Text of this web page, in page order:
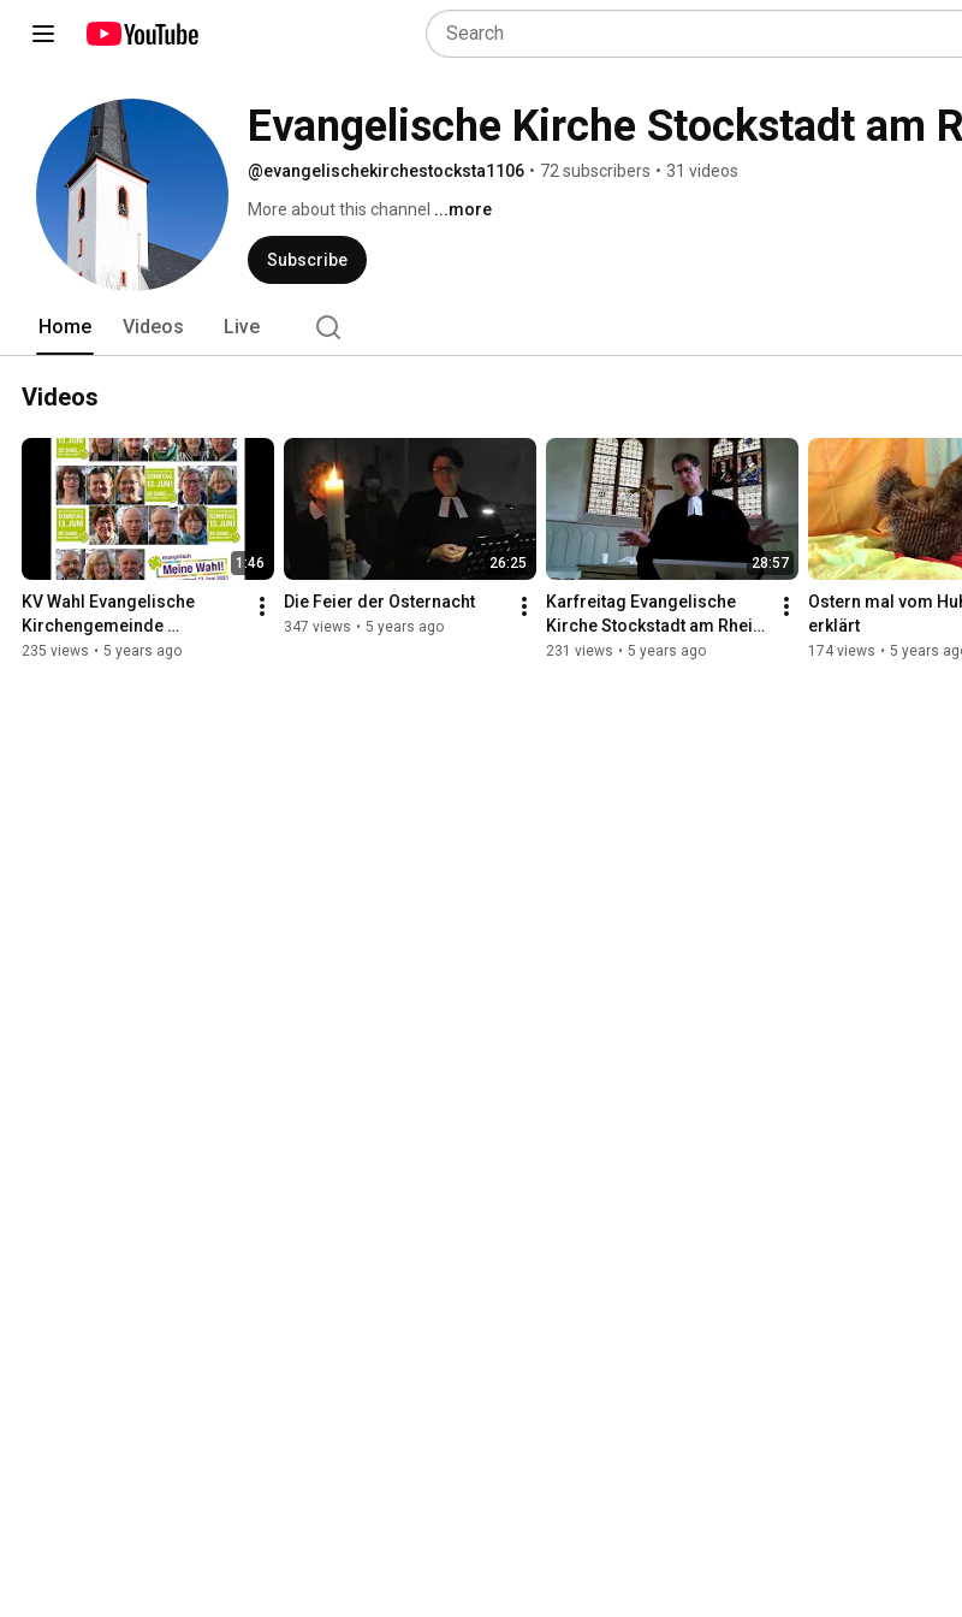
Evangelische Kirche Stockstadt am
@evangelischekirchestocksta1106 • 72 subscribers • 31 videos
More about this channel ...more
Subscribe
Home Videos Live
Videos
1:46
KV Wahl Evangelische
Kirchengemeinde
Stockstadt am Rhein
235 views • 5 years ago
26:25
Die Feier der Osternacht
347 views • 5 years ago
28:57
Karfreitag Evangelische
Kirche Stockstadt am Rhein
2021
231 views • 5 years ago
Ostern mal vom
erklärt
174 views • 5 years